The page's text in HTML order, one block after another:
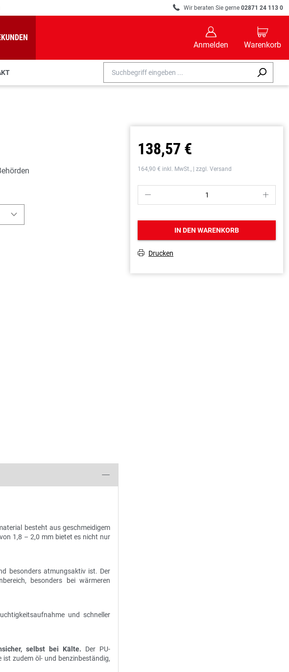
R Wir beraten Sie gerne 02871 24 113 0
B
Anmelden
C
Warenkorb
besteht aus geschmeidigem
1,8 – 2,0 mm bietet es nicht nur
besonders atmungsaktiv ist. Der
besonders bei wärmeren
und schneller
selbst bei Kälte. Der PU-
zudem öl- und benzinbeständig,
138,57 €
164,90 € inkl. MwSt., | zzgl. Versand
P S
IN DEN WARENKORB
T Drucken